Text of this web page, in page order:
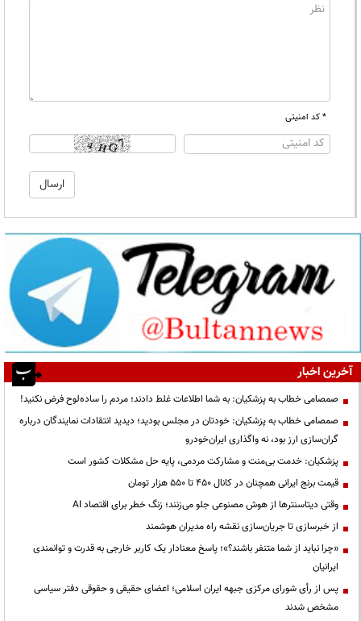
* کد امنیتی
آخرین اخبار
صمصامی خطاب به پزشکیان: به شما اطلاعات غلط دادند؛ مردم را ساده‌لوح فرض نکنید!
صمصامی خطاب به پزشکیان: خودتان در مجلس بودید؛ دیدید انتقادات نمایندگان درباره
گران‌سازی ارز بود، نه واگذاری ایران‌خودرو
پزشکیان: خدمت بی‌منت و مشارکت مردمی، پایه حل مشکلات کشور است
قیمت‌ برنج ایرانی همچنان در کانال ۴۵۰ تا ۵۵۰ هزار تومان
وقتی دیتاسنترها از هوش مصنوعی جلو می‌زنند؛ زنگ خطر برای اقتصاد AI
از خبرسازی تا جریان‌سازی نقشه راه مدیران هوشمند
«چرا نباید از شما متنفر باشند؟»؛ پاسخ معنادار یک کاربر خارجی به قدرت و توانمندی
ایرانیان
پس از رأی شورای مرکزی جبهه ایران اسلامی؛ اعضای حقیقی و حقوقی دفتر سیاسی
مشخص شدند